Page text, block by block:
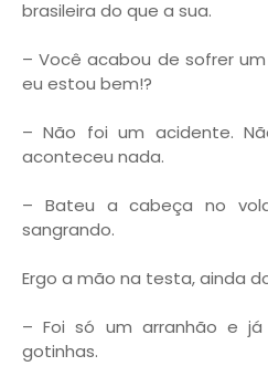
brasileira do que a sua.
– Você acabou de sofrer
eu estou bem!?
– Não foi um acidente.
aconteceu nada.
– Bateu a cabeça no
sangrando.
Ergo a mão na testa, ainda
– Foi só um arranhão e
gotinhas.